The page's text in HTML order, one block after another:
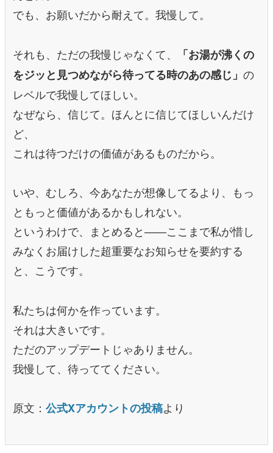
でも、お願いだから耐えて。我慢して。
それも、ただの我慢じゃなくて、
「お湯が沸くの
をジッと見つめながら待ってる時のあの感じ」 の
レベルで我慢してほしい。
なぜなら、信じて。ほんとに信じてほしいんだけ
ど、
これは待つだけの価値があるものだから。
いや、むしろ、今あなたが想像してるより、もっ
ともっと価値があるかもしれない。
というわけで、まとめると——ここまで私が惜し
みなくお届けした超重要なお知らせを要約する
と、こうです。
私たちは何かを作っています。
それは大きいです。
ただのアップデートじゃありません。
我慢して、待っててください。
原文： 公式Xアカウントの投稿より